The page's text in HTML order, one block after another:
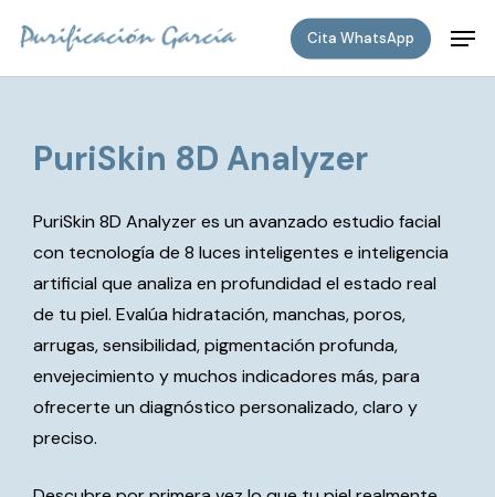
Cita WhatsApp
PuriSkin 8D Analyzer
PuriSkin 8D Analyzer es un avanzado estudio facial
con tecnología de 8 luces inteligentes e inteligencia
artificial que analiza en profundidad el estado real
de tu piel. Evalúa hidratación, manchas, poros,
arrugas, sensibilidad, pigmentación profunda,
envejecimiento y muchos indicadores más, para
ofrecerte un diagnóstico personalizado, claro y
preciso.